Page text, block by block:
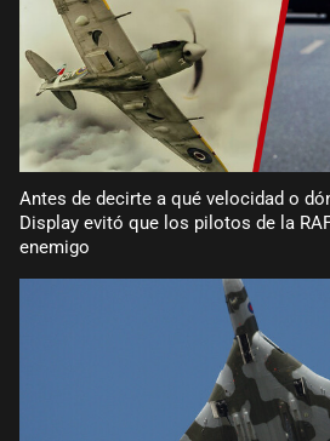
Antes de decirte a qué velocidad o
Display evitó que los pilotos de la
enemigo